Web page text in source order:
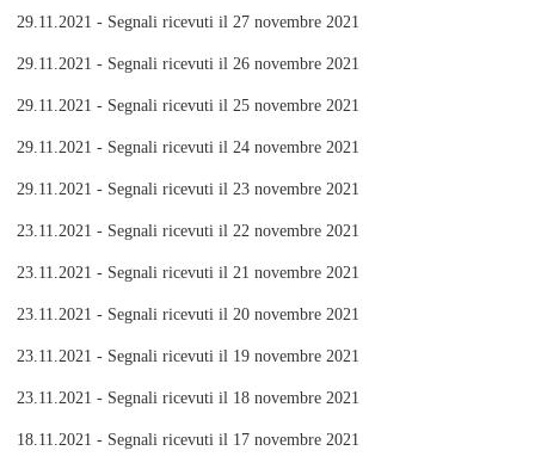
29.11.2021 - Segnali ricevuti il 27 novembre 2021
29.11.2021 - Segnali ricevuti il 26 novembre 2021
29.11.2021 - Segnali ricevuti il 25 novembre 2021
29.11.2021 - Segnali ricevuti il 24 novembre 2021
29.11.2021 - Segnali ricevuti il 23 novembre 2021
23.11.2021 - Segnali ricevuti il 22 novembre 2021
23.11.2021 - Segnali ricevuti il 21 novembre 2021
23.11.2021 - Segnali ricevuti il 20 novembre 2021
23.11.2021 - Segnali ricevuti il 19 novembre 2021
23.11.2021 - Segnali ricevuti il 18 novembre 2021
18.11.2021 - Segnali ricevuti il 17 novembre 2021